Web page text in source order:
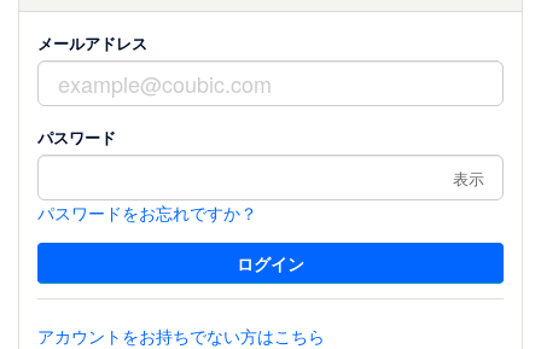
メールアドレス
パスワード
表示
パスワードをお忘れですか？
アカウントをお持ちでない方はこちら